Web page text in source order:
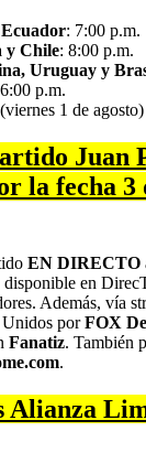
: 7:00 p.m.
y Chile: 8:00 p.m.
Uruguay y
p.m.
1 de agosto)
Juan
la fecha 3
EN DIRECTO
disponible en
Además, vía
Unidos porFOX
Fanatiz. También
.
Alianza